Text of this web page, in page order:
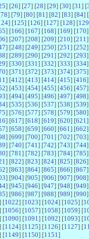
] [26] [27] [28] [29] [30] [31 ] [
78] [79] [80] [81 ] [82] [83] [84] [
] [125] [126] [127] [128] [129
] [166] [167] [168] [169] [170
] [207] [208] [209] [210] [211
] [248] [249] [250] [251 ] [252
] [289] [290] [291 ] [292] [293
] [330] [331 ] [332] [333] [334
] [371 ] [372] [373] [374] [375
] [412] [413] [414] [415] [416
] [453] [454] [455] [456] [457
] [494] [495] [496] [497] [498
] [535] [536] [537] [538] [539
] [576] [577] [578] [579] [580
] [617] [618] [619] [620] [621
] [658] [659] [660] [661 ] [662
] [699] [700] [701 ] [702] [703
] [740] [741 ] [742] [743] [744
] [781 ] [782] [783] [784] [785
] [822] [823] [824] [825] [826
] [863] [864] [865] [866] [867
] [904] [905] [906] [907] [908
] [945] [946] [947] [948] [949
] [986] [987] [988] [989] [990
[1022] [1023] [1024] [1025] [
[1056] [1057] [1058] [1059] [
[1090] [1091 ] [1092] [1093] [
[1124] [1125] [1126] [1127] [
[1149] [1150] [1151 ]